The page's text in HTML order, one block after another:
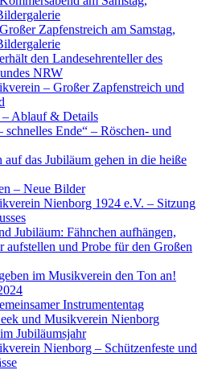
Zapfenstreich am Samstag,
den Landesehrenteller des
NRW
– Großer Zapfenstreich und
– Ablauf & Details
schnelles Ende“ – Röschen- und
auf das Jubiläum gehen in die heiße
– Neue Bilder
Nienborg 1924 e.V. – Sitzung
Jubiläum: Fähnchen aufhängen,
aufstellen und Probe für den Großen
im Musikverein den Ton an!
Instrumententag
und Musikverein Nienborg
Jubiläumsjahr
Nienborg – Schützenfeste und